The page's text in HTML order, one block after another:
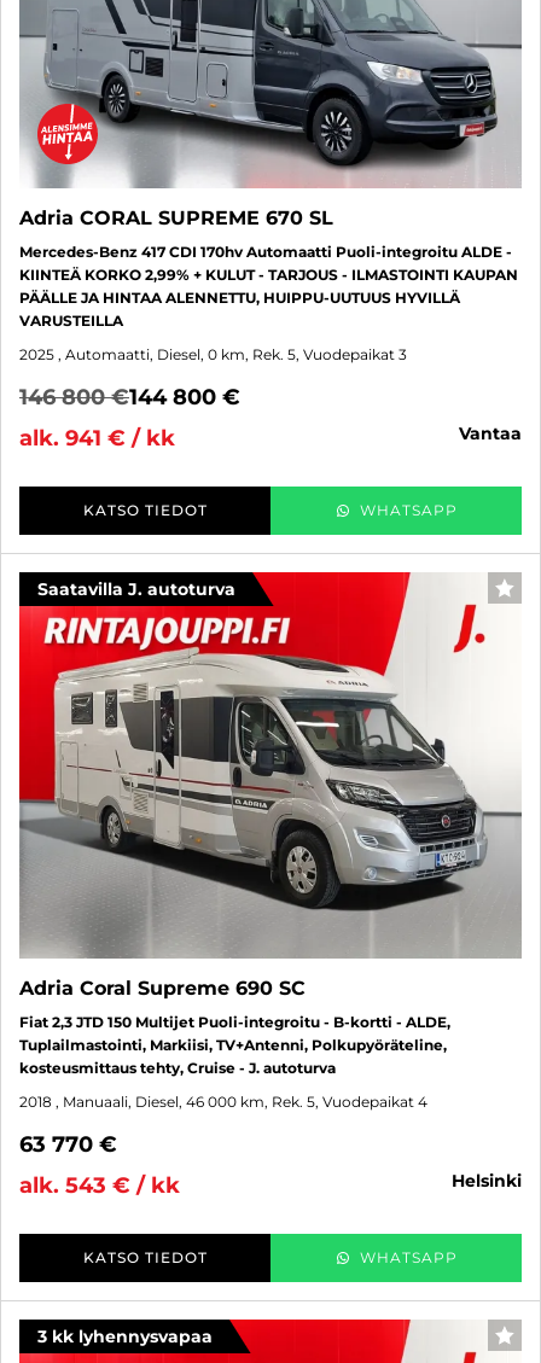
Adria CORAL SUPREME 670 SL
Mercedes-Benz 417 CDI 170hv Automaatti Puoli-integroitu ALDE -
KIINTEÄ KORKO 2,99% + KULUT - TARJOUS - ILMASTOINTI KAUPAN
PÄÄLLE JA HINTAA ALENNETTU, HUIPPU-UUTUUS HYVILLÄ
VARUSTEILLA
2025 , Automaatti, Diesel, 0 km, Rek. 5, Vuodepaikat 3
146 800 €144 800 €
alk. 941 € / kk
vantaa
KATSO TIEDOT WHATSAPP
Saatavilla J. autoturva
Adria Coral Supreme 690 SC
Fiat 2,3 JTD 150 Multijet Puoli-integroitu - B-kortti - ALDE,
Tuplailmastointi, Markiisi, TV+Antenni, Polkupyöräteline,
kosteusmittaus tehty, Cruise - J. autoturva
2018 , Manuaali, Diesel, 46 000 km, Rek. 5, Vuodepaikat 4
63 770 €
alk. 543 € / kk
helsinki
KATSO TIEDOT WHATSAPP
3 kk lyhennysvapaa